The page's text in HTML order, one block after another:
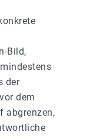
Bild,
der
dem
abgrenzen,